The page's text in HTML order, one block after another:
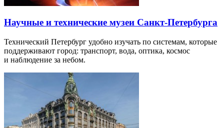
Научные и технические музеи Санкт-Петербурга
Технический Петербург удобно изучать по системам, которые
поддерживают город: транспорт, вода, оптика, космос
и наблюдение за небом.